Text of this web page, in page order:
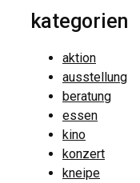
kategorien
aktion
ausstellung
beratung
essen
kino
konzert
kneipe